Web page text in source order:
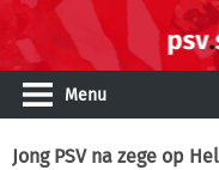
Menu
Jong PSV na zege op